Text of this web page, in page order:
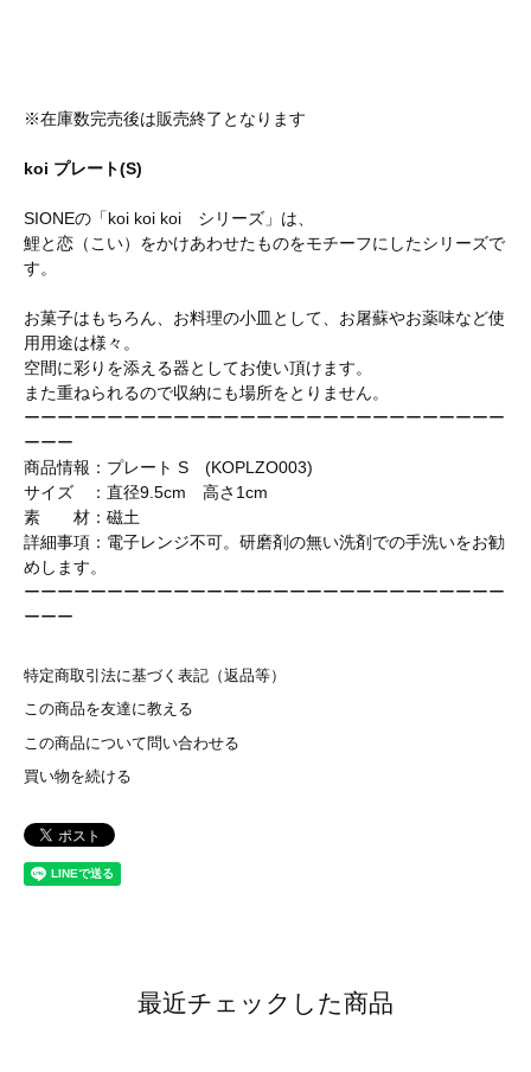
※在庫数完売後は販売終了となります
koi プレート(S)
SIONEの「koi koi koi シリーズ」は、
鯉と恋（こい）をかけあわせたものをモチーフにしたシリーズで
す。
お菓子はもちろん、お料理の小皿として、お屠蘇やお薬味など使
用用途は様々。
空間に彩りを添える器としてお使い頂けます。
また重ねられるので収納にも場所をとりません。
ーーーーーーーーーーーーーーーーーーーーーーーーーーーーー
ーーー
商品情報：プレート S (KOPLZO003)
サイズ ：直径9.5cm 高さ1cm
素 材：磁土
詳細事項：電子レンジ不可。研磨剤の無い洗剤での手洗いをお勧
めします。
ーーーーーーーーーーーーーーーーーーーーーーーーーーーーー
ーーー
特定商取引法に基づく表記（返品等）
この商品を友達に教える
この商品について問い合わせる
買い物を続ける
最近チェックした商品